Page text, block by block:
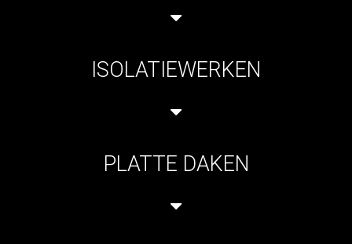
ISOLATIEWERKEN
PLATTE DAKEN